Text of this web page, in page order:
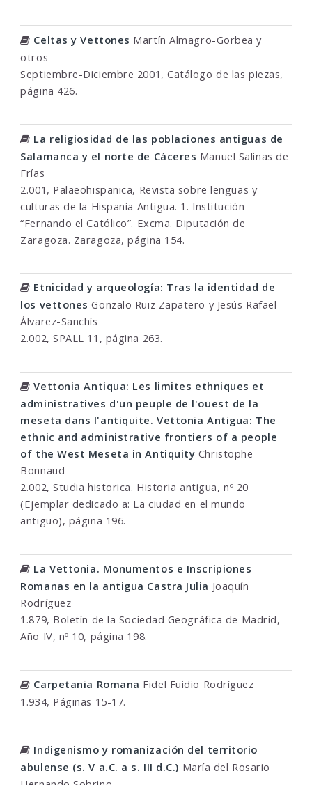
Celtas y Vettones Martín Almagro-Gorbea y
otros
Septiembre-Diciembre 2001, Catálogo de las piezas,
página 426.
La religiosidad de las poblaciones antiguas de
Salamanca y el norte de Cáceres Manuel Salinas de
Frías
2.001, Palaeohispanica, Revista sobre lenguas y
culturas de la Hispania Antigua. 1. Institución
“Fernando el Católico”. Excma. Diputación de
Zaragoza. Zaragoza, página 154.
Etnicidad y arqueología: Tras la identidad de
los vettones Gonzalo Ruiz Zapatero y Jesús Rafael
Álvarez-Sanchís
2.002, SPALL 11, página 263.
Vettonia Antiqua: Les limites ethniques et
administratives d'un peuple de l'ouest de la
meseta dans l'antiquite. Vettonia Antigua: The
ethnic and administrative frontiers of a people
of the West Meseta in Antiquity Christophe
Bonnaud
2.002, Studia historica. Historia antigua, nº 20
(Ejemplar dedicado a: La ciudad en el mundo
antiguo), página 196.
La Vettonia. Monumentos e Inscripiones
Romanas en la antigua Castra Julia Joaquín
Rodríguez
1.879, Boletín de la Sociedad Geográfica de Madrid,
Año IV, nº 10, página 198.
Carpetania Romana Fidel Fuidio Rodríguez
1.934, Páginas 15-17.
Indigenismo y romanización del territorio
abulense (s. V a.C. a s. III d.C.) María del Rosario